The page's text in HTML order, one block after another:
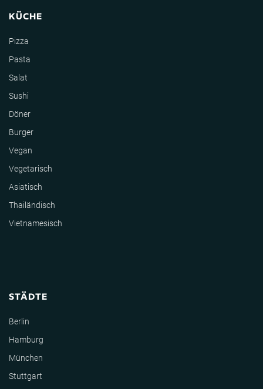
KÜCHE
Pizza
Pasta
Salat
Sushi
Döner
Burger
Vegan
Vegetarisch
Asiatisch
Thailändisch
Vietnamesisch
STÄDTE
Berlin
Hamburg
München
Stuttgart